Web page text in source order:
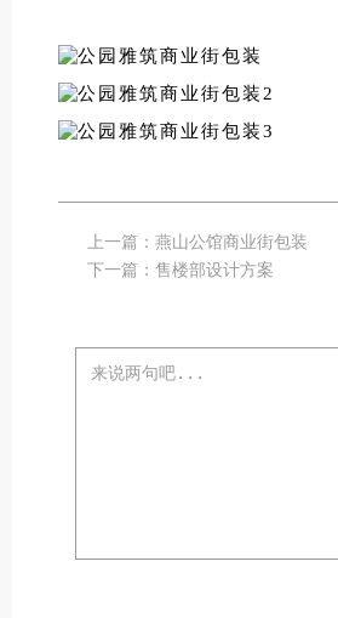
上一篇：燕山公馆商业街包装
下一篇：售楼部设计方案